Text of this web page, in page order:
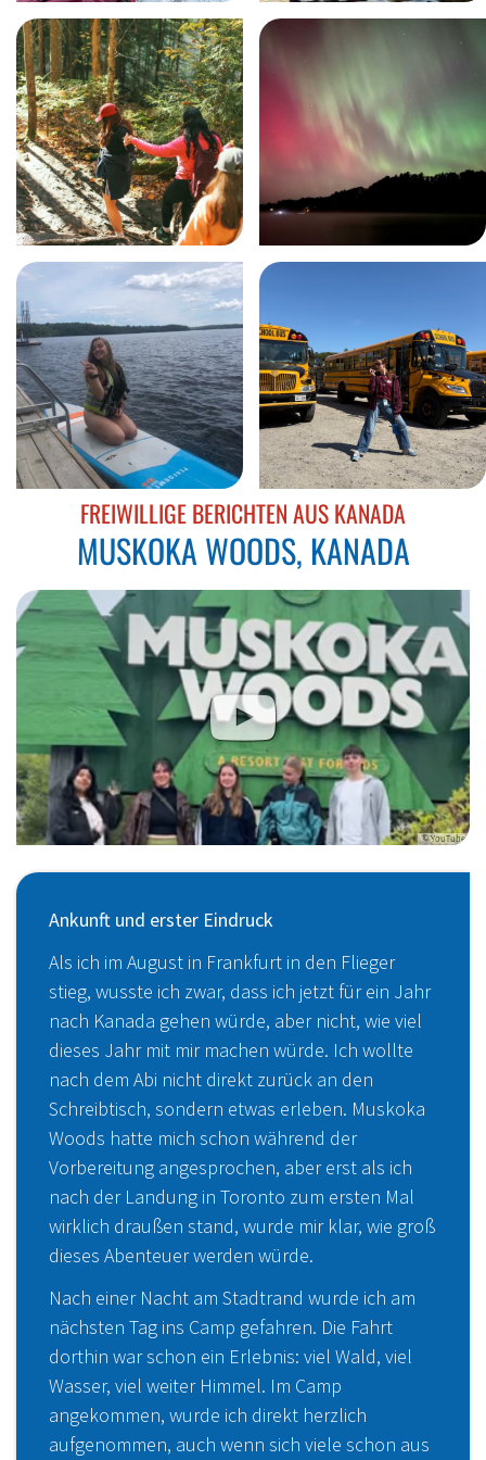
FREIWILLIGE BERICHTEN AUS KANADA
MUSKOKA WOODS, KANADA
© YouTube
Ankunft und erster Eindruck
Als ich im August in Frankfurt in den Flieger
stieg, wusste ich zwar, dass ich jetzt für ein Jahr
nach Kanada gehen würde, aber nicht, wie viel
dieses Jahr mit mir machen würde. Ich wollte
nach dem Abi nicht direkt zurück an den
Schreibtisch, sondern etwas erleben. Muskoka
Woods hatte mich schon während der
Vorbereitung angesprochen, aber erst als ich
nach der Landung in Toronto zum ersten Mal
wirklich draußen stand, wurde mir klar, wie groß
dieses Abenteuer werden würde.
Nach einer Nacht am Stadtrand wurde ich am
nächsten Tag ins Camp gefahren. Die Fahrt
dorthin war schon ein Erlebnis: viel Wald, viel
Wasser, viel weiter Himmel. Im Camp
angekommen, wurde ich direkt herzlich
aufgenommen, auch wenn sich viele schon aus